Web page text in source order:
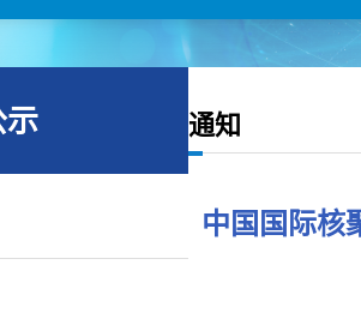
通知
中国国际核